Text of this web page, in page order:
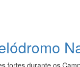
fortes durante os